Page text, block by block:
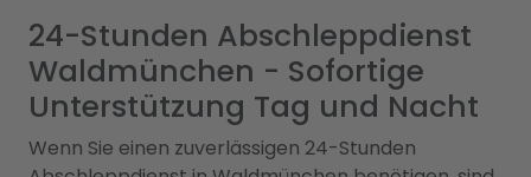
24-Stunden Abschleppdienst
Waldmünchen - Sofortige
Unterstützung Tag und Nacht
Wenn Sie einen zuverlässigen 24-Stunden